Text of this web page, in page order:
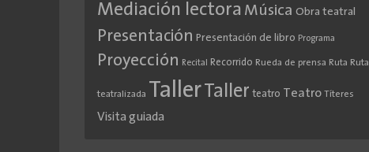
Mediación lectora Música Obra teatral
Presentación Presentación de libro Programa
Proyección Recital Recorrido Rueda de prensa Ruta Ruta
teatralizada Taller Taller teatro Teatro Títeres
Visita guiada